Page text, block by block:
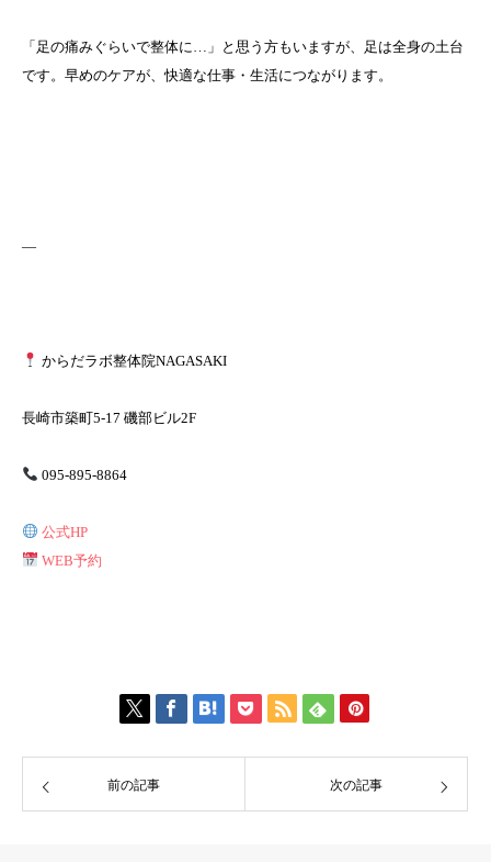
「足の痛みぐらいで整体に…」と思う方もいますが、足は全身の土台
です。早めのケアが、快適な仕事・生活につながります。
—
からだラボ整体院NAGASAKI
長崎市築町5-17 磯部ビル2F
095-895-8864
公式HP
WEB予約
前の記事 次の記事